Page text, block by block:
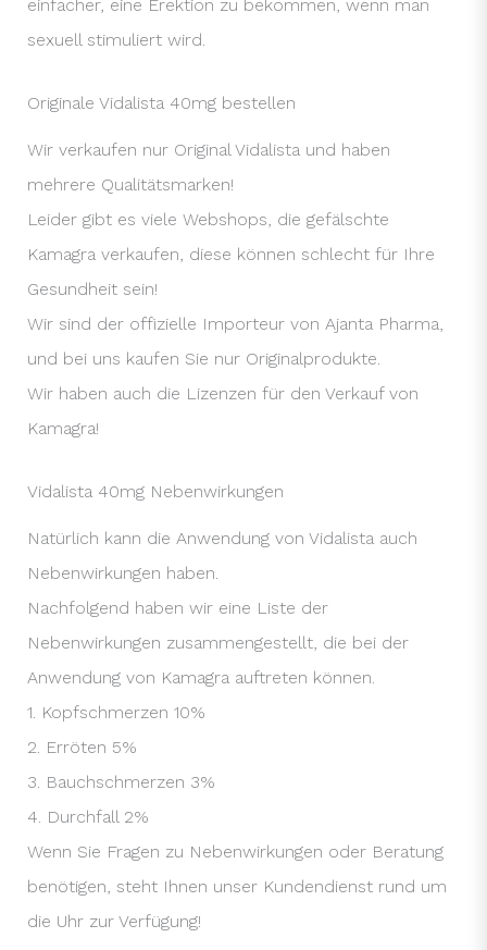
einfacher, eine Erektion zu bekommen, wenn man
sexuell stimuliert wird.
Originale Vidalista 40mg bestellen
Wir verkaufen nur Original Vidalista und haben
mehrere Qualitätsmarken!
Leider gibt es viele Webshops, die gefälschte
Kamagra verkaufen, diese können schlecht für Ihre
Gesundheit sein!
Wir sind der offizielle Importeur von Ajanta Pharma,
und bei uns kaufen Sie nur Originalprodukte.
Wir haben auch die Lizenzen für den Verkauf von
Kamagra!
Vidalista 40mg Nebenwirkungen
Natürlich kann die Anwendung von Vidalista auch
Nebenwirkungen haben.
Nachfolgend haben wir eine Liste der
Nebenwirkungen zusammengestellt, die bei der
Anwendung von Kamagra auftreten können.
1. Kopfschmerzen 10%
2. Erröten 5%
3. Bauchschmerzen 3%
4. Durchfall 2%
Wenn Sie Fragen zu Nebenwirkungen oder Beratung
benötigen, steht Ihnen unser Kundendienst rund um
die Uhr zur Verfügung!